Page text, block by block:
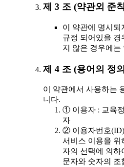
제 3 조 (약관외 준
이 약관에 명시되
규정 되어있을 경
지 않은 경우에는
제 4 조 (용어의 정
이 약관에서 사용하는
니다.
① 이용자 : 교육
자
② 이용자번호(ID)
서비스 이용을 위
자의 선택에 의하
문자와 숫자의 조